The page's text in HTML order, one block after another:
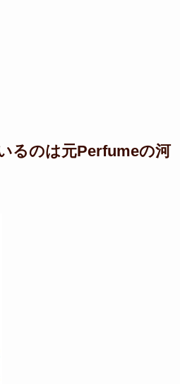
るのは元Perfumeの河